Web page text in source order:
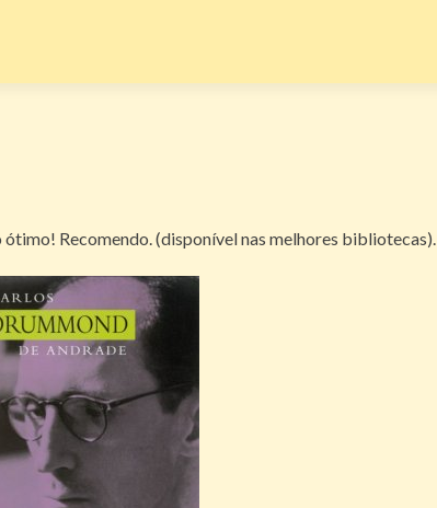
Recomendo. (disponível nas melhores bibliotecas).